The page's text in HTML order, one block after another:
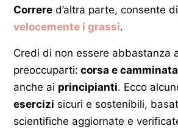
Correre d’altra parte, consente di
velocemente i grassi.
Credi di non essere abbastanza
preoccuparti: corsa e camminata
anche ai principianti. Ecco
esercizi sicuri e sostenibili,
scientifiche aggiornate e